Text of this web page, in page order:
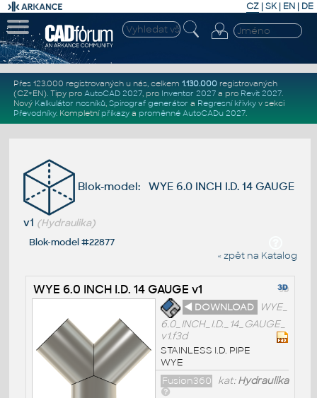
CZ | SK| EN | DE
Přes 123.000 registrovaných u nás, celkem 1.130.000registrovaných
(CZ+EN). Tipy pro AutoCAD 2027, pro Inventor 2027a pro Revit 2027.
Nový Kalkulátor nosníků, Spirograf generátor a Regresní křivkyv sekci
Převodníky. Kompletní příkazya proměnné AutoCADu 2027.
Blok-model: WYE 6.0 INCH I.D. 14 GAUGE
v1 (Hydraulika)
Blok-model #22877
« zpět na Katalog
WYE 6.0 INCH I.D. 14 GAUGE v1
◄ DOWNLOAD
WYE_
6.0_INCH_I.D._14_GAUGE_
v1.f3d
STAINLESS I.D. PIPE
WYE
kat:Hydraulika
Fusion360